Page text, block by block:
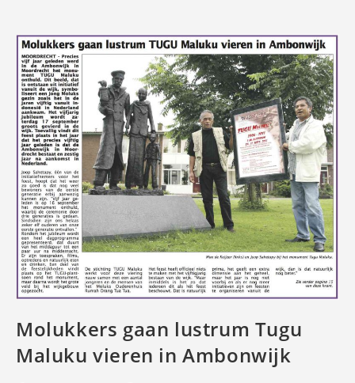
Molukkers gaan lustrum Tugu
Maluku vieren in Ambonwijk